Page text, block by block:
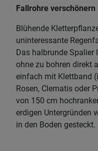
Fallrohre verschönern
Blühende
uninteressante
Das halbrunde Spalier
ohne zu bohren direkt
einfach mit Klettband
Rosen, Clematis oder
von 150 cm
erdigen Untergründen
in den Boden gesteckt.